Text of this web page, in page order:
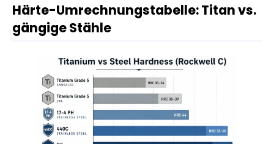
Härte-Umrechnungstabelle: Titan vs.
gängige Stähle